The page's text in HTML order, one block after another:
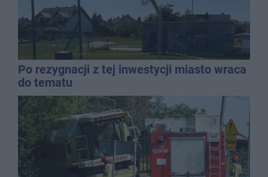
Po rezygnacji z tej inwestycji miasto wraca
do tematu